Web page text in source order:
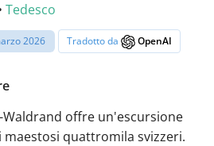
Tedesco
2026 Tradotto da OpenAI
offre un'escursione
quattromila svizzeri.